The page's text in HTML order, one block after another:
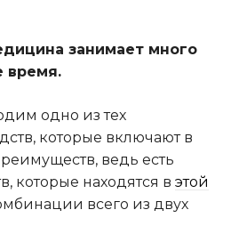
занимает много
время.
одно из тех
которые включают в
ведь есть
которые находятся в этой
всего из двух